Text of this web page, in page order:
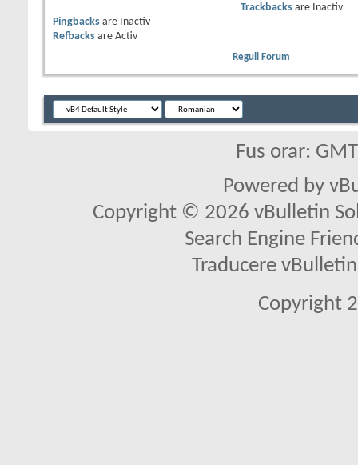
Trackbacksare
Inactiv
Pingbacks are
Inactiv
Refbacks are Activ
Reguli Forum
Fus orar:
Powered by
Copyright © 2026 vBulletin
Search Engine
Traducere
Copyright